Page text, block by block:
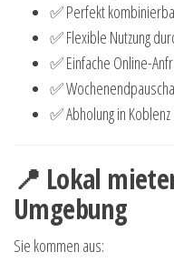
✅ Perfekt
✅ Flexible Nutzung
✅ Einfache Online-
✅
✅ Abholung in Koblenz
📍 Lokal
Umgebung
Sie kommen aus: